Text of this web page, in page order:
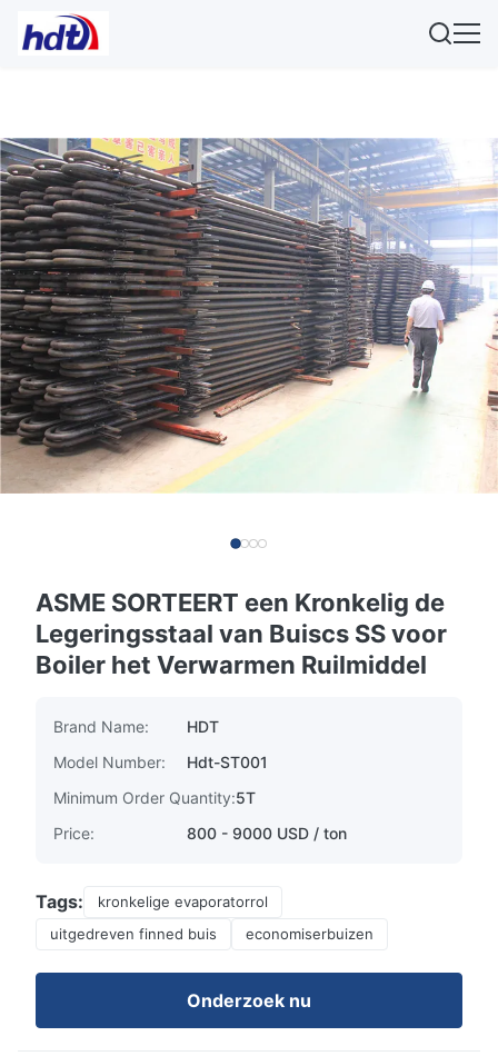
ASME SORTEERT een Kronkelig de
Legeringsstaal van Buiscs SS voor
Boiler het Verwarmen Ruilmiddel
Brand Name:
HDT
Model Number:
Hdt-ST001
Minimum Order Quantity:5T
Price:
800 - 9000 USD / ton
Tags:
kronkelige evaporatorrol
uitgedreven finned buis
economiserbuizen
Onderzoek nu